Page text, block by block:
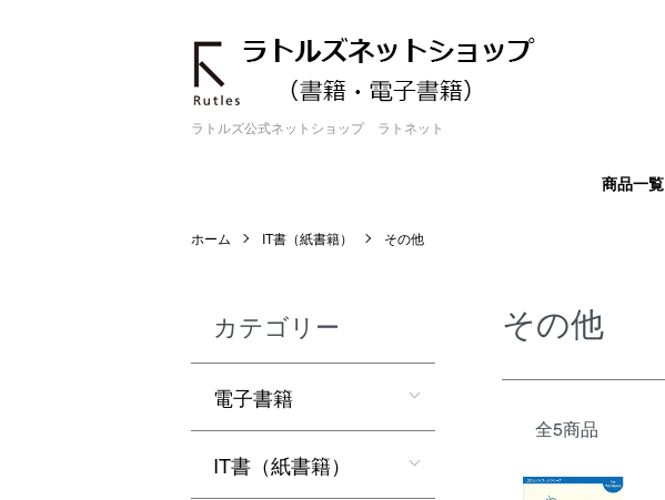
ラトルズ公式ネットショップ ラトネット
商品一覧
ホーム IT書（紙書籍） その他
その他
全5商品
カテゴリー
電子書籍
IT書（紙書籍）